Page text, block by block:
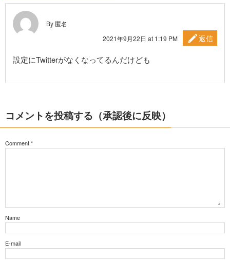
By 匿名
2021年9月22日 at 1:19 PM
返信
設定にTwitterがなくなってるんだけども
コメントを投稿する（承認後に反映）
Comment*
Name
E-mail